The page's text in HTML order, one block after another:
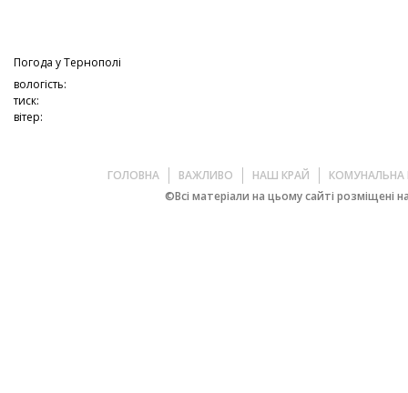
Погода уТернополі
вологість:
тиск:
вітер:
ГОЛОВНА ВАЖЛИВО НАШ КРАЙ
КОМУНАЛЬНА
©Всі матеріали на цьому сайті розміщені